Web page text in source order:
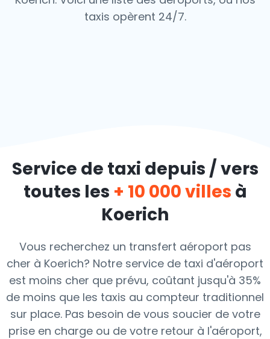
taxis opèrent 24/7.
Service de taxi depuis / vers
toutes les + 10 000 villes à
Koerich
Vous recherchez un transfert aéroport pas
cher à Koerich? Notre service de taxi d'aéroport
est moins cher que prévu, coûtant jusqu'à 35%
de moins que les taxis au compteur traditionnel
sur place. Pas besoin de vous soucier de votre
prise en charge ou de votre retour à l'aéroport,